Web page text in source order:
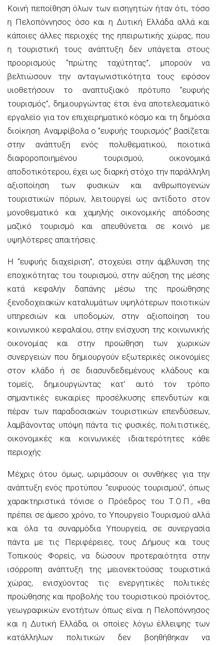
Κοινή πεποίθηση όλων των εισηγητών ήταν ότι, τόσο
η Πελοπόννησος όσο και η Δυτική Ελλάδα αλλά και
κάποιες άλλες περιοχές της ηπειρωτικής χώρας, που
η τουριστική τους ανάπτυξη δεν υπάγεται στους
προορισμούς “πρώτης ταχύτητας”, μπορούν να
βελτιώσουν την ανταγωνιστικότητα τους εφόσον
υιοθετήσουν το αναπτυξιακό πρότυπο “ευφυής
τουρισμός”, δημιουργώντας έτσι ένα αποτελεσματικό
εργαλείο για τον επιχειρηματικό κόσμο και τη δημόσια
διοίκηση. Αναμφίβολα ο “ευφυής τουρισμός” βασίζεται
στην ανάπτυξη ενός πολυθεματικού, ποιοτικά
διαφοροποιημένου τουρισμού, οικονομικά
αποδοτικότερου, έχει ως διαρκή στόχο την παράλληλη
αξιοποίηση των φυσικών και ανθρωπογενών
τουριστικών πόρων, λειτουργεί ως αντίδοτο στον
μονοθεματικό και χαμηλής οικονομικής απόδοσης
μαζικό τουρισμό και απευθύνεται σε κοινό με
υψηλότερες απαιτήσεις.
Η “ευφυής διαχείριση”, στοχεύει στην άμβλυνση της
εποχικότητας του τουρισμού, στην αύξηση της μέσης
κατά κεφαλήν δαπάνης μέσω της προώθησης
ξενοδοχειακών καταλυμάτων υψηλότερων ποιοτικών
υπηρεσιών και υποδομών, στην αξιοποίηση του
κοινωνικού κεφαλαίου, στην ενίσχυση της κοινωνικής
οικονομίας και στην προώθηση των χωρικών
συνεργειών που δημιουργούν εξωτερικές οικονομίες
στον κλάδο ή σε διασυνδεδεμένους κλάδους και
τομείς, δημιουργώντας κατ’ αυτό τον τρόπο
σημαντικές ευκαιρίες προσέλκυσης επενδυτών και
πέραν των παραδοσιακών τουριστικών επενδύσεων,
λαμβάνοντας υπόψη πάντα τις φυσικές, πολιτιστικές,
οικονομικές και κοινωνικές ιδιαιτερότητες κάθε
περιοχής.
Μέχρις ότου όμως, ωριμάσουν οι συνθήκες για την
ανάπτυξη ενός προτύπου “ευφυούς τουρισμού”, όπως
χαρακτηριστικά τόνισε ο Πρόεδρος του Τ.Ο.Π., «θα
πρέπει σε άμεσο χρόνο, το Υπουργείο Τουρισμού αλλά
και όλα τα συναρμόδια Υπουργεία, σε συνεργασία
πάντα με τις Περιφέρειες, τους Δήμους και τους
Τοπικούς Φορείς, να δώσουν προτεραιότητα στην
ισόρροπη ανάπτυξη της μειονεκτούσας τουριστικά
χώρας, ενισχύοντας τις ενεργητικές πολιτικές
προώθησης και προβολής του τουριστικού προϊόντος,
γεωγραφικών ενοτήτων όπως είναι η Πελοπόννησος
και η Δυτική Ελλάδα, οι οποίες λόγω έλλειψης των
κατάλληλων πολιτικών δεν βοηθήθηκαν να